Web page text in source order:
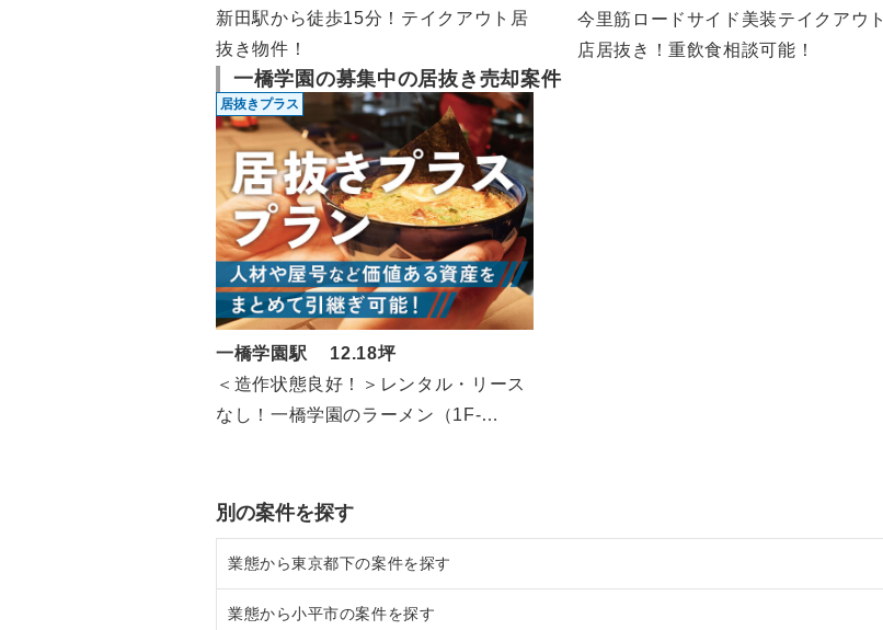
新田駅から徒歩15分！テイクアウト居
抜き物件！
今里筋ロードサイド美装テイクアウト
店居抜き！重飲食相談可能！
一橋学園の募集中の居抜き売却案件
居抜きプラス
一橋学園駅 12.18坪
＜造作状態良好！＞レンタル・リース
なし！一橋学園のラーメン（1F-
別の案件を探す
業態から東京都下の案件を探す
東京都下のラーメンの居抜き売却物件の案件一覧
業態から小平市の案件を探す